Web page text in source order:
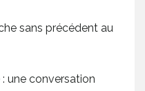
sans précédent au
une conversation